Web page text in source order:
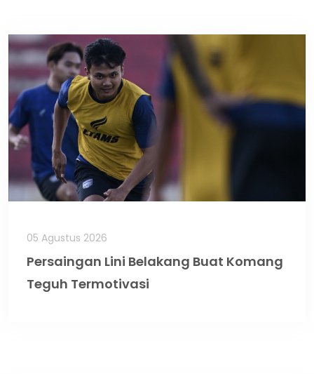
05 Agustus 2026
Persaingan Lini Belakang Buat Komang
Teguh Termotivasi